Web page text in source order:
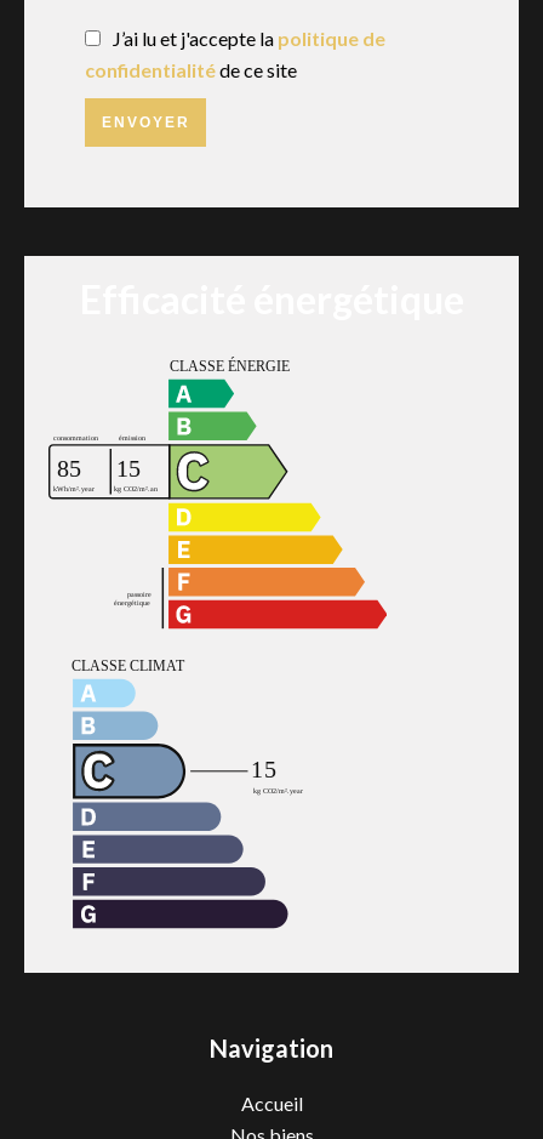
J’ai lu et j'accepte la politique de
confidentialitéde ce site
ENVOYER
Navigation
Accueil